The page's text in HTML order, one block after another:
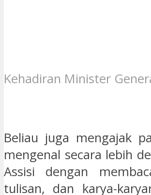
Kehadiran Minister
Beliau juga mengajak
mengenal secara lebih
Assisi dengan
tulisan, dan karya-